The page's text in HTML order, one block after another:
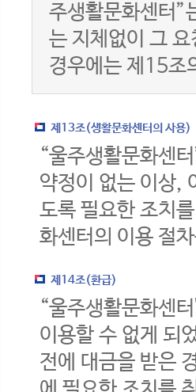
주생활문화센터”
는 지체없이 그
경우에는 제15조
제13조(생활문화센터의 사용)
“울주생활문화센
약정이 없는 이상,
도록 필요한 조치
화센터의 이용 절
제14조(환급)
“울주생활문화센
이용할 수 없게 되
전에 대금을 받은